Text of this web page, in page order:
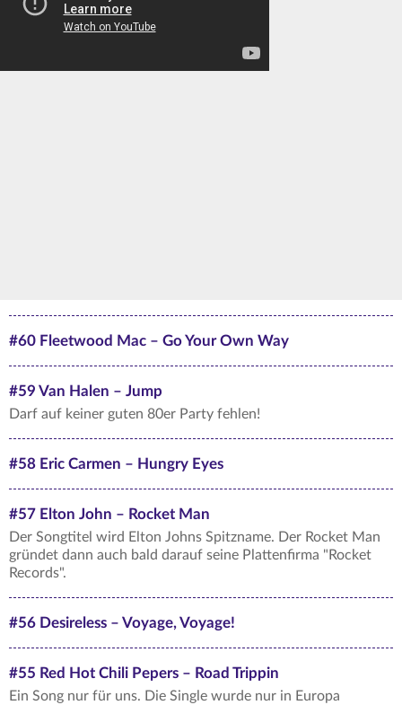
#60 Fleetwood Mac – Go Your Own Way
#59 Van Halen – Jump
Darf auf keiner guten 80er Party fehlen!
#58 Eric Carmen – Hungry Eyes
#57 Elton John – Rocket Man
Der Songtitel wird Elton Johns Spitzname. Der Rocket Man
gründet dann auch bald darauf seine Plattenfirma "Rocket
Records".
#56 Desireless – Voyage, Voyage!
#55 Red Hot Chili Pepers – Road Trippin
Ein Song nur für uns. Die Single wurde nur in Europa